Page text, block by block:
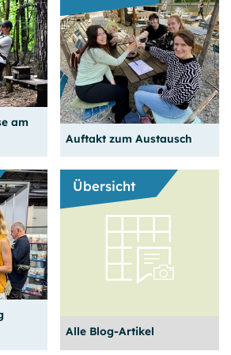
am
vor
Auftakt zum Austausch
Erste Treffen unserer
Übersicht
Alle Blog-Artikel
bei der Weiterentwicklung unseres
_gid
Statistikdaten über die
(Reichweitenmessung).